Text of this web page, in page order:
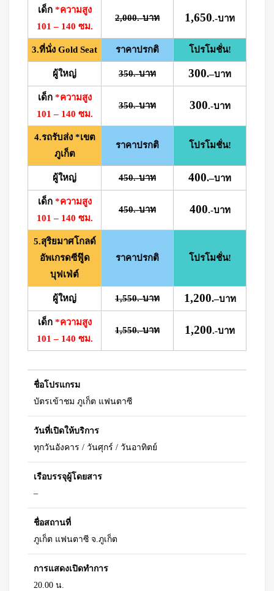
เด็ก *ความสูง
101 – 140 ซม.
2,000.-บาท 1,650.-บาท
3.ที่นั่ง Gold Seat ราคาปรกติ โปรโมชั่น!
ผู้ใหญ่ 350.-บาท 300.–บาท
เด็ก *ความสูง
101 – 140 ซม.
350.-บาท 300.-บาท
4.รถรับส่ง *เขต
ภูเก็ต
ราคาปรกติ โปรโมชั่น!
ผู้ใหญ่ 450.-บาท 400.–บาท
เด็ก *ความสูง
101 – 140 ซม.
450.-บาท 400.-บาท
5.สุริยมาศโกลด์
อัพเกรดซีฟู๊ด
บุฟเฟ่ต์
ราคาปรกติ โปรโมชั่น!
ผู้ใหญ่ 1,550.-บาท 1,200.–บาท
เด็ก *ความสูง
101 – 140 ซม.
1,550.-บาท 1,200.-บาท
ชื่อโปรแกรม
บัตรเข้าชม ภูเก็ต แฟนตาซี
วันที่เปิดให้บริการ
ทุกวันอังคาร / วันศุกร์ / วันอาทิตย์
เรือบรรจุผู้โดยสาร
–
ชื่อสถานที่
ภูเก็ต แฟนตาซี จ.ภูเก็ต
การแสดงเปิดทำการ
20.00 น.